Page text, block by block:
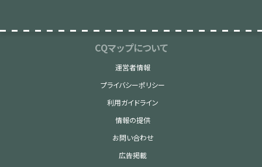
CQマップについて
運営者情報
プライバシーポリシー
利用ガイドライン
情報の提供
お問い合わせ
広告掲載